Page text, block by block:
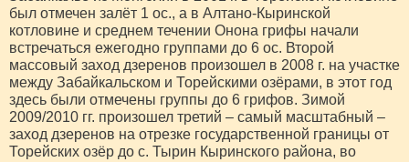
был отмечен залёт 1 ос., а в Алтано-Кыринской
котловине и среднем течении Онона грифы начали
встречаться ежегодно группами до 6 ос. Второй
массовый заход дзеренов произошел в 2008 г. на участке
между Забайкальском и Торейскими озёрами, в этот год
здесь были отмечены группы до 6 грифов. Зимой
2009/2010 гг. произошел третий – самый масштабный –
заход дзеренов на отрезке государственной границы от
Торейских озёр до с. Тырин Кыринского района, во